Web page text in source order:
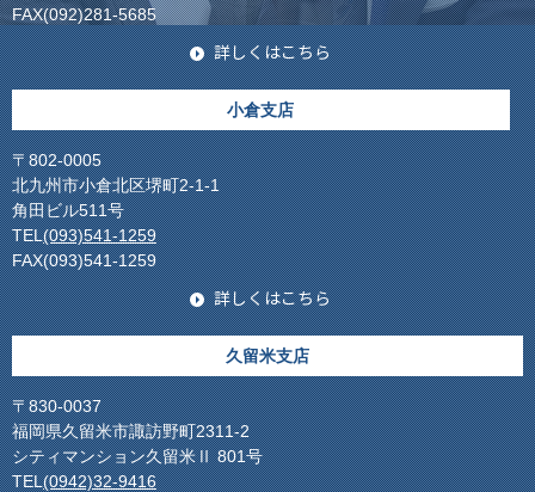
FAX(092)281-5685
詳しくはこちら
小倉支店
〒802-0005
北九州市小倉北区堺町2-1-1
角田ビル511号
TEL(093)541-1259
FAX(093)541-1259
詳しくはこちら
久留米支店
〒830-0037
福岡県久留米市諏訪野町2311-2
シティマンション久留米Ⅱ 801号
TEL(0942)32-9416